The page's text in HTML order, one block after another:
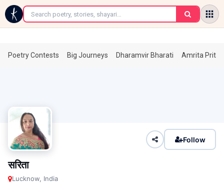
←
Poetry Contests Big Journeys Dharamvir Bharati Amrita
Follow
सरिता
Lucknow, India